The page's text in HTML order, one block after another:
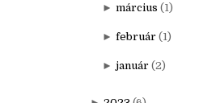
► április (1)
► március (1)